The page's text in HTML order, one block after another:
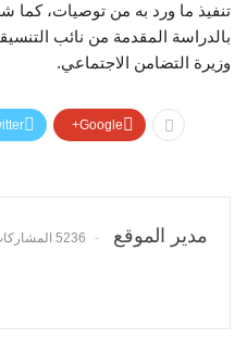
تنفيذ ما ورد به من توصيات، كما
بالدراسة المقدمة من نائب
وزيرة التضامن الاجتماعي.
Google+
مدير الموقع 5236 المشاركات